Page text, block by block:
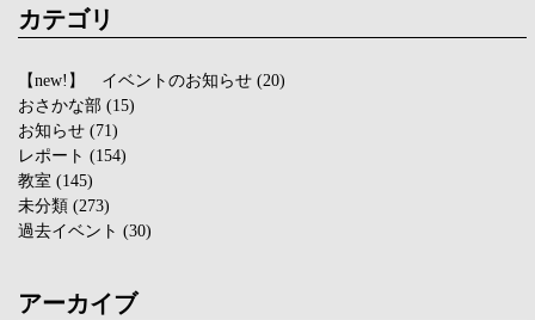
カテゴリ
【new!】 イベントのお知らせ (20)
おさかな部 (15)
お知らせ (71)
レポート (154)
教室 (145)
未分類 (273)
過去イベント (30)
アーカイブ